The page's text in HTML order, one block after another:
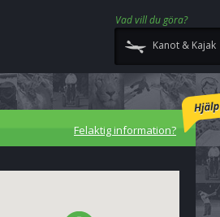
Vad vill du göra?
Kanot & Kajak
Felaktig information?